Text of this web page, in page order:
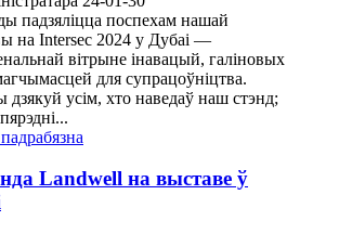
падзяліцца поспехам нашай
на Intersec 2024 у Дубаі —
вітрыне інавацый, галіновых
для супрацоўніцтва.
усім, хто наведаў наш стэнд;
Landwell на выставе ў